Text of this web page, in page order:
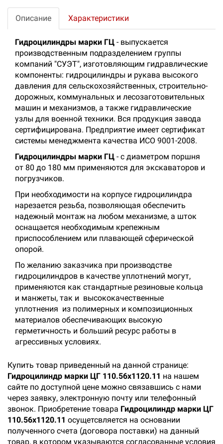
Описание Характеристики
Гидроцилиндры марки ГЦ - выпускается
производственным подразделением группы
компаний "СУЭТ", изготовляющим гидравлические
компоненты: гидроцилиндры и рукава высокого
давления для сельскохозяйственных, строительно-
дорожных, коммунальных и лесозаготовительных
машин и механизмов, а также гидравлические
узлы для военной техники. Вся продукция завода
сертифицирована. Предприятие имеет сертификат
системы менеджмента качества ИСО 9001-2008.
Гидроцилиндры марки ГЦ - с диаметром поршня
от 80 до 180 мм применяются для экскаваторов и
погрузчиков.
При необходимости на корпусе гидроцилиндра
нарезается резьба, позволяющая обеспечить
надежный монтаж на любом механизме, а шток
оснащается необходимым крепежным
приспособлением или плавающей сферической
опорой.
По желанию заказчика при производстве
гидроцилиндров в качестве уплотнений могут,
применяются как стандартные резиновые кольца
и манжеты, так и высококачественные
уплотнения из полимерных и композиционных
материалов обеспечивающих высокую
герметичность и больший ресурс работы в
агрессивных условиях.
Купить товар приведенный на данной странице:
Гидроцилиндр марки ЦГ 110.56х1120.11 на нашем
сайте по доступной цене можно связавшись с нами
через заявку, электронную почту или телефонный
звонок. Приобретение товара Гидроцилиндр марки ЦГ
110.56х1120.11 осущетсвляется на основании
полученного счета (договора поставки) на данный
товар, в котором указываются согласованные условия